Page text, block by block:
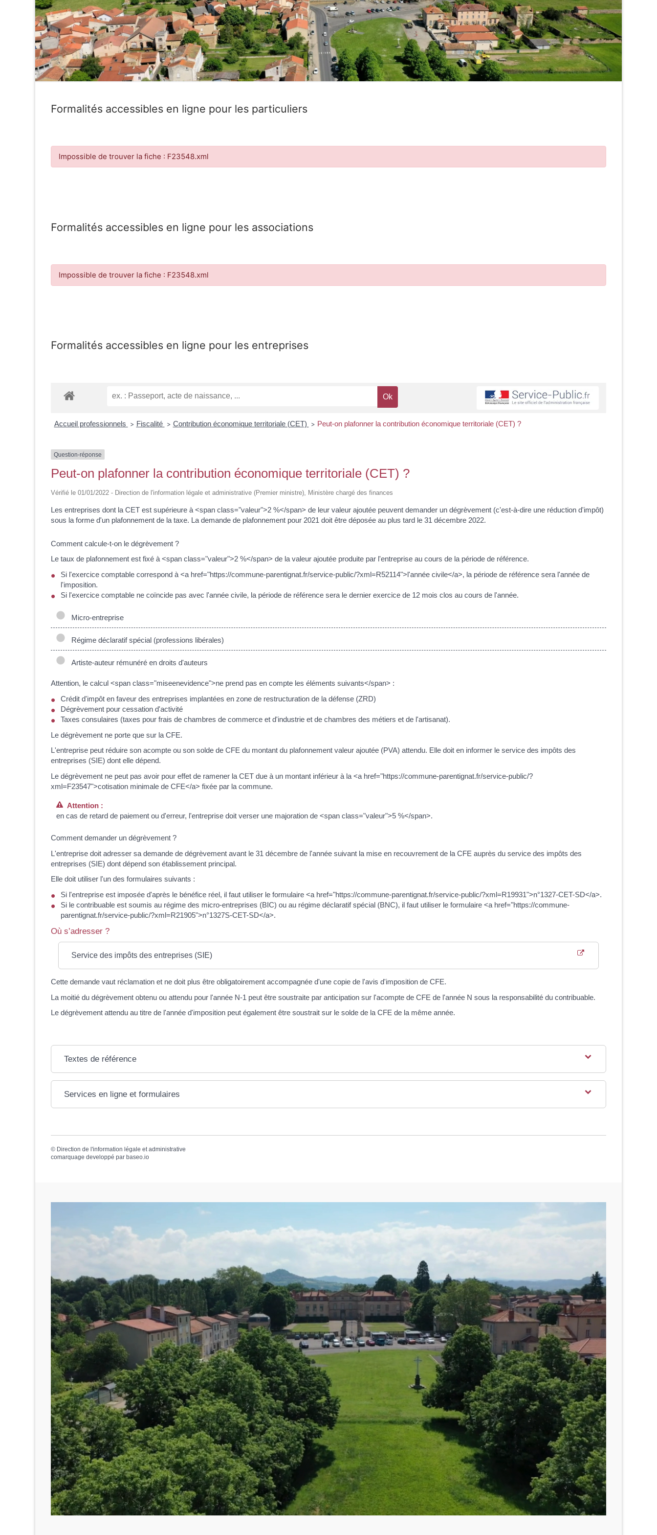
Formalités accessibles en ligne pour les particuliers
Impossible de trouver la fiche : F23548.xml
Formalités accessibles en ligne pour les associations
Impossible de trouver la fiche : F23548.xml
Formalités accessibles en ligne pour les entreprises
Accueil professionnels > Fiscalité > Contribution économique territoriale (CET) > Peut-on plafonner la contribution économique territoriale (CET) ?
Question-réponse
Peut-on plafonner la contribution économique territoriale (CET) ?
Vérifié le 01/01/2022 - Direction de l'information légale et administrative (Premier ministre), Ministère chargé des finances
Les entreprises dont la CET est supérieure à <span class="valeur">2 %</span> de leur valeur ajoutée peuvent demander un dégrèvement (c'est-à-dire une réduction d'impôt)
sous la forme d'un plafonnement de la taxe. La demande de plafonnement pour 2021 doit être déposée au plus tard le 31 décembre 2022.
Comment calcule-t-on le dégrèvement ?
Le taux de plafonnement est fixé à <span class="valeur">2 %</span> de la valeur ajoutée produite par l'entreprise au cours de la période de référence.
Si l'exercice comptable correspond à <a href="https://commune-parentignat.fr/service-public/?xml=R52114">l'année civile</a>, la période de référence sera l'année de
l'imposition.
Si l'exercice comptable ne coïncide pas avec l'année civile, la période de référence sera le dernier exercice de 12 mois clos au cours de l'année.
Micro-entreprise
Régime déclaratif spécial (professions libérales)
Artiste-auteur rémunéré en droits d'auteurs
Attention, le calcul <span class="miseenevidence">ne prend pas en compte les éléments suivants</span> :
Crédit d'impôt en faveur des entreprises implantées en zone de restructuration de la défense (ZRD)
Dégrèvement pour cessation d'activité
Taxes consulaires (taxes pour frais de chambres de commerce et d'industrie et de chambres des métiers et de l'artisanat).
Le dégrèvement ne porte que sur la CFE.
L'entreprise peut réduire son acompte ou son solde de CFE du montant du plafonnement valeur ajoutée (PVA) attendu. Elle doit en informer le service des impôts des
entreprises (SIE) dont elle dépend.
Le dégrèvement ne peut pas avoir pour effet de ramener la CET due à un montant inférieur à la <a href="https://commune-parentignat.fr/service-public/?
xml=F23547">cotisation minimale de CFE</a> fixée par la commune.
Attention :
en cas de retard de paiement ou d'erreur, l'entreprise doit verser une majoration de <span class="valeur">5 %</span>.
Comment demander un dégrèvement ?
L'entreprise doit adresser sa demande de dégrèvement avant le 31 décembre de l'année suivant la mise en recouvrement de la CFE auprès du service des impôts des
entreprises (SIE) dont dépend son établissement principal.
Elle doit utiliser l'un des formulaires suivants :
Si l'entreprise est imposée d'après le bénéfice réel, il faut utiliser le formulaire <a href="https://commune-parentignat.fr/service-public/?xml=R19931">n°1327-CET-SD</a>.
Si le contribuable est soumis au régime des micro-entreprises (BIC) ou au régime déclaratif spécial (BNC), il faut utiliser le formulaire <a href="https://commune-
parentignat.fr/service-public/?xml=R21905">n°1327S-CET-SD</a>.
Où s’adresser ?
Service des impôts des entreprises (SIE)
Cette demande vaut réclamation et ne doit plus être obligatoirement accompagnée d'une copie de l'avis d'imposition de CFE.
La moitié du dégrèvement obtenu ou attendu pour l'année N-1 peut être soustraite par anticipation sur l'acompte de CFE de l'année N sous la responsabilité du contribuable.
Le dégrèvement attendu au titre de l'année d'imposition peut également être soustrait sur le solde de la CFE de la même année.
Textes de référence
Services en ligne et formulaires
© Direction de l'information légale et administrative
comarquage developpé par baseo.io